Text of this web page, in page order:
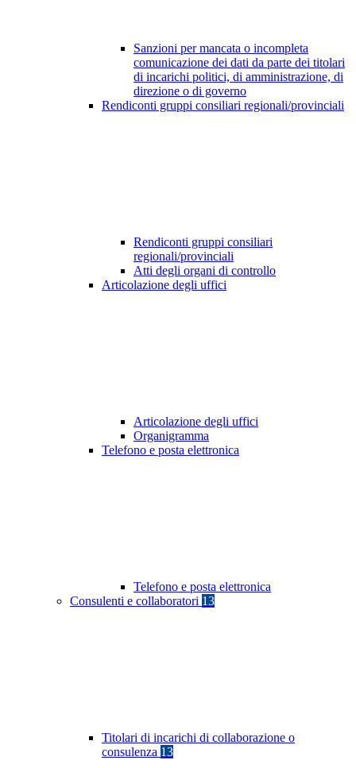
Sanzioni per mancata o incompleta
comunicazione dei dati da parte dei titolari
di incarichi politici, di amministrazione, di
direzione o di governo
Rendiconti gruppi consiliari regionali/provinciali
Rendiconti gruppi consiliari
regionali/provinciali
Atti degli organi di controllo
Articolazione degli uffici
Articolazione degli uffici
Organigramma
Telefono e posta elettronica
Telefono e posta elettronica
Consulenti e collaboratori 13
Titolari di incarichi di collaborazione o
consulenza 13